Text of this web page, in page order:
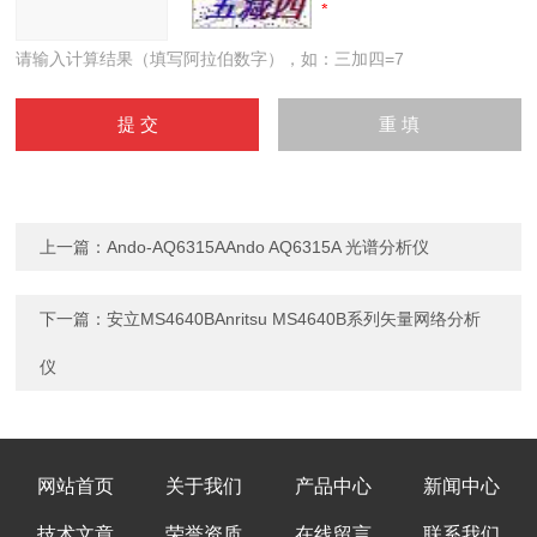
请输入计算结果（填写阿拉伯数字），如：三加四=7
上一篇：Ando-AQ6315AAndo AQ6315A 光谱分析仪
下一篇：安立MS4640BAnritsu MS4640B系列矢量网络分析
仪
网站首页 关于我们 产品中心 新闻中心